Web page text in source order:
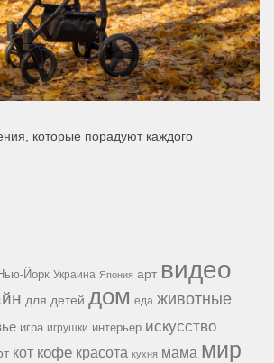
которые порадуют каждого
Йорк Украина Япония арт видео
для детей дом еда животные
игра игрушки интерьер искусство
кот кофе красота кухня мама мир